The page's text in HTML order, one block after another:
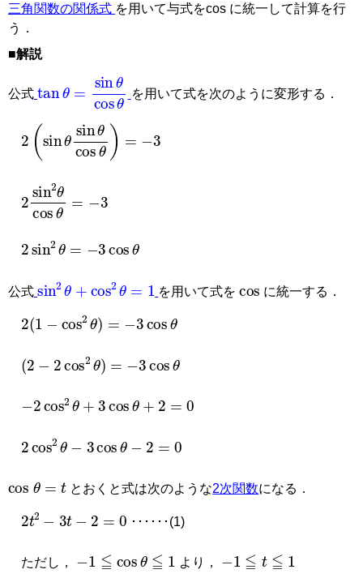
三角関数の関係式 を用いて与式をcos に統一して計算を行
う．
■解説
公式
tan θ= sinθcos θ
を用いて式を次のように変形する．
2 sin sinθcos 3
2 sin2θ θ=
2 sin 2 θ cos
公式
sin2 θ 2 θ
を用いて式を に統一する．
2 (1 2 θ) cos
(2 cos 2θ )= cos
2cos 2 θ + 3cos + 2 =0
2 cos2θ 3cos θ− =0
θ
とおくと式は次のような2次関数になる．
2t2 3t− 0
･･････(1)
ただし，
1 ≦cos ≦ 1
より，
1 ≦t ≦ 1